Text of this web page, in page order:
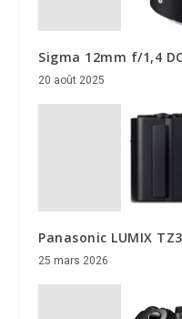
Sigma 12mm f/1,4
20 août 2025
Panasonic LUMIX
25 mars 2026